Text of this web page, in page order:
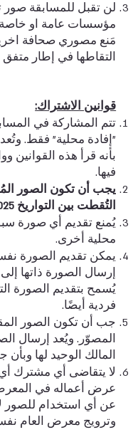
لن تقبل للمسابقة صور
مؤسسات عامة او خاصة
مَنع مصوري صحافة
التقاطها في إطار
قوانين الاشتراك:
تتم المشاركة في
"إفادة محلية" فقط.
بأنه قرأ هذه
فيها.
يجب أن تكون الصور
التُقطت بين التواريخ 1.9.2025 – 31.8.2026.
يُمنع تقديم أي صورة
محلية أخرى.
يمكن تقديم الصورة
إرسال الصورة ذاتها
يُسمح بتقديم الصورة
فردية أيضًا.
جب أن تكون الصور
المصوّر. ويُعد إرسال
المالك الوحيد لها وبأن
لا يتقاضى أي مشترك
عرض أعماله في
عن أي استخدام للصور
وترويج معرض العام